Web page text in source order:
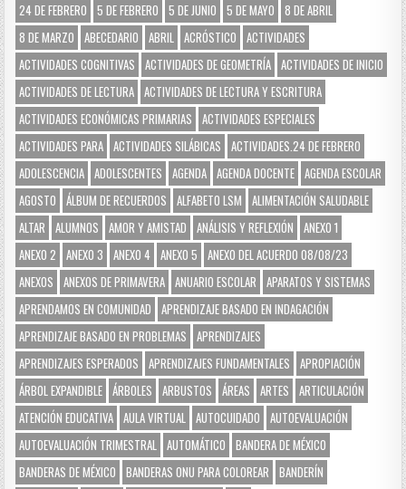
24 DE FEBRERO
5 DE FEBRERO 5 DE JUNIO 5 DE MAYO
8 DE ABRIL
8 DE MARZO
ABECEDARIO ABRIL ACRÓSTICO
ACTIVIDADES
ACTIVIDADES COGNITIVAS
ACTIVIDADES DE GEOMETRÍA ACTIVIDADES DE INICIO
ACTIVIDADES DE LECTURA ACTIVIDADES DE LECTURA Y ESCRITURA
ACTIVIDADES ECONÓMICAS PRIMARIAS
ACTIVIDADES ESPECIALES
ACTIVIDADES PARA ACTIVIDADES SILÁBICAS
ACTIVIDADES.24 DE FEBRERO
ADOLESCENCIA ADOLESCENTES AGENDA AGENDA DOCENTE AGENDA ESCOLAR
AGOSTO
ÁLBUM DE RECUERDOS ALFABETO LSM
ALIMENTACIÓN SALUDABLE
ALTAR
ALUMNOS AMOR Y AMISTAD ANÁLISIS Y REFLEXIÓN
ANEXO 1
ANEXO 2
ANEXO 3 ANEXO 4 ANEXO 5
ANEXO DEL ACUERDO 08/08/23
ANEXOS
ANEXOS DE PRIMAVERA ANUARIO ESCOLAR
APARATOS Y SISTEMAS
APRENDAMOS EN COMUNIDAD
APRENDIZAJE BASADO EN INDAGACIÓN
APRENDIZAJE BASADO EN PROBLEMAS
APRENDIZAJES
APRENDIZAJES ESPERADOS
APRENDIZAJES FUNDAMENTALES
APROPIACIÓN
ÁRBOL EXPANDIBLE ÁRBOLES ARBUSTOS ÁREAS ARTES
ARTICULACIÓN
ATENCIÓN EDUCATIVA AULA VIRTUAL AUTOCUIDADO
AUTOEVALUACIÓN
AUTOEVALUACIÓN TRIMESTRAL AUTOMÁTICO
BANDERA DE MÉXICO
BANDERAS DE MÉXICO
BANDERAS ONU PARA COLOREAR
BANDERÍN